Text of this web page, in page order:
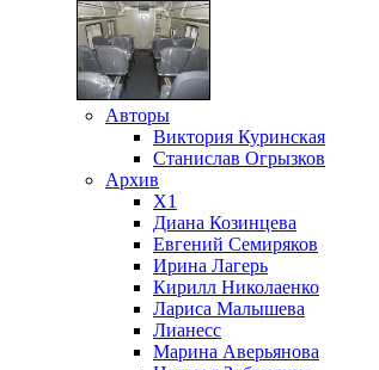
Авторы
Виктория Куринская
Станислав Огрызков
Архив
X1
Диана Козинцева
Евгений Семиряков
Ирина Лагерь
Кирилл Николаенко
Лариса Малышева
Лианесс
Марина Аверьянова